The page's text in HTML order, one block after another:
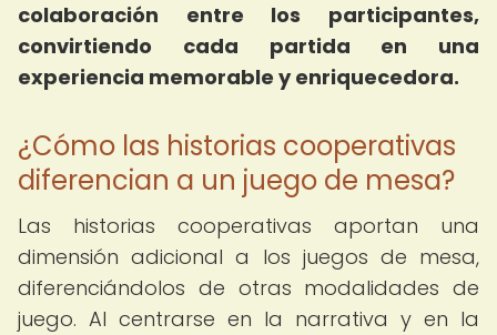
colaboración entre los participantes,
convirtiendo cada partida en una
experiencia memorable y enriquecedora.
¿Cómo las historias cooperativas
diferencian a un juego de mesa?
Las historias cooperativas aportan una
dimensión adicional a los juegos de mesa,
diferenciándolos de otras modalidades de
juego. Al centrarse en la narrativa y en la